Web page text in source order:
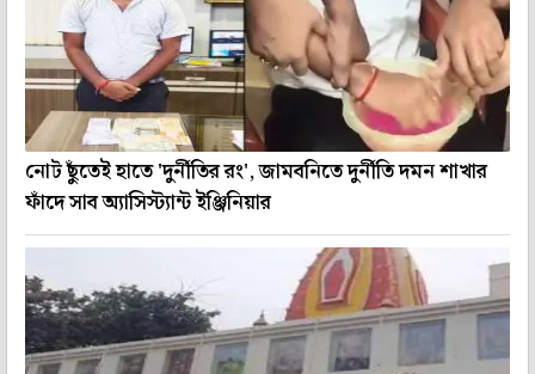
নোট ছুঁতেই হাতে 'দুর্নীতির রং', জামবনিতে দুর্নীতি দমন শাখার
ফাঁদে সাব অ্যাসিস্ট্যান্ট ইঞ্জিনিয়ার